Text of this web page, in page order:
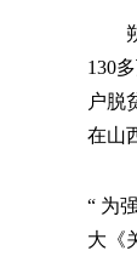
朔
130
户脱
在山
“ 为
大《